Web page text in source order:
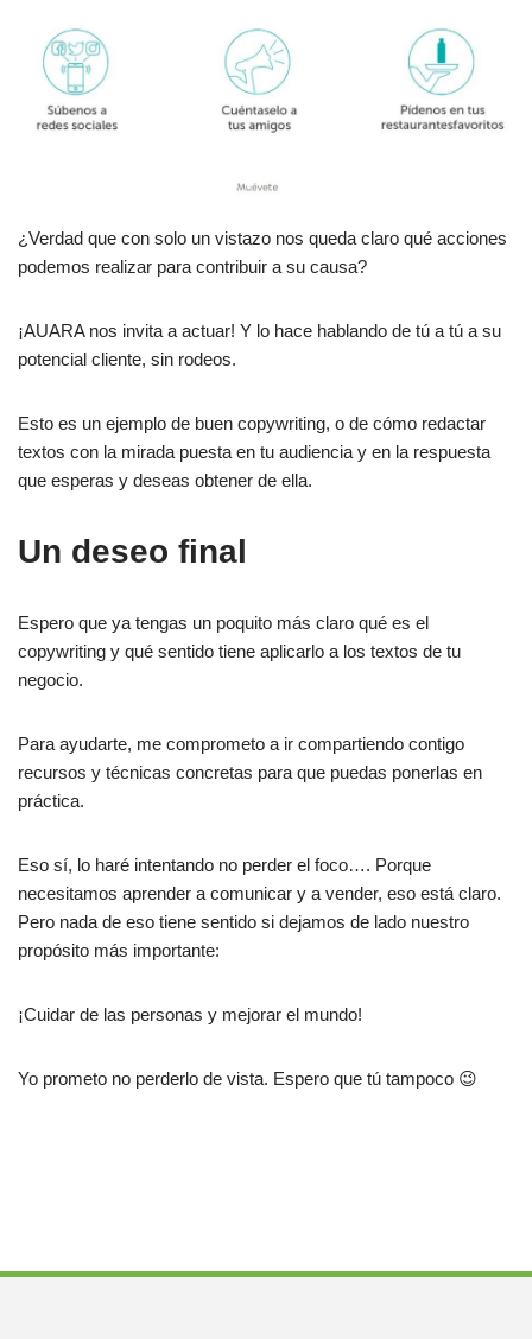
¿Verdad que con solo un vistazo nos queda claro qué acciones
podemos realizar para contribuir a su causa?
¡AUARA nos invita a actuar! Y lo hace hablando de tú a tú a su
potencial cliente, sin rodeos.
Esto es un ejemplo de buen copywriting, o de cómo redactar
textos con la mirada puesta en tu audiencia y en la respuesta
que esperas y deseas obtener de ella.
Un deseo final
Espero que ya tengas un poquito más claro qué es el
copywriting y qué sentido tiene aplicarlo a los textos de tu
negocio.
Para ayudarte, me comprometo a ir compartiendo contigo
recursos y técnicas concretas para que puedas ponerlas en
práctica.
Eso sí, lo haré intentando no perder el foco…. Porque
necesitamos aprender a comunicar y a vender, eso está claro.
Pero nada de eso tiene sentido si dejamos de lado nuestro
propósito más importante:
¡Cuidar de las personas y mejorar el mundo!
Yo prometo no perderlo de vista. Espero que tú tampoco 😉